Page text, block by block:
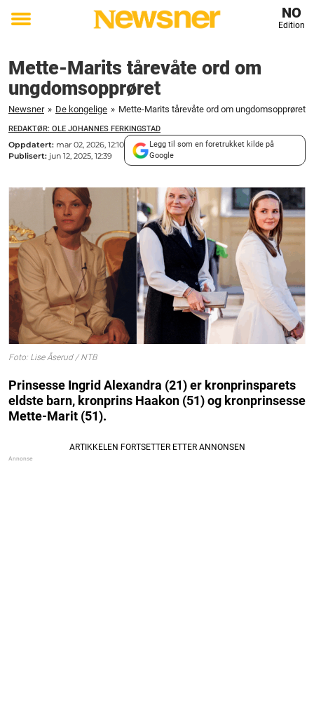
Toggle
NO
Edition
Mette-Marits tårevåte ord om
ungdomsopprøret
Newsner » De kongelige » Mette-Marits tårevåte ord om ungdomsopprøret
REDAKTØR: OLE JOHANNES FERKINGSTAD
Oppdatert: mar 02, 2026, 12:10
Publisert: jun 12, 2025, 12:39
Legg til som en foretrukket kilde på
Google
Foto: Lise Åserud / NTB
Prinsesse Ingrid Alexandra (21) er kronprinsparets
eldste barn, kronprins Haakon (51) og kronprinsesse
Mette-Marit (51).